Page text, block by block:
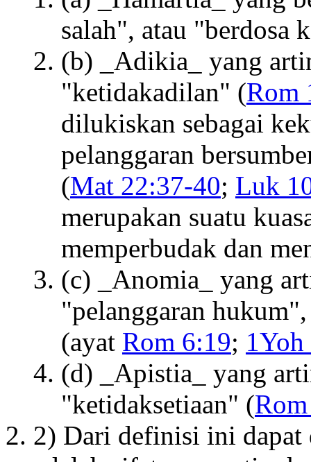
salah", atau "berdosa
(b) _Adikia_ yang
"ketidakadilan" (Rom
dilukiskan sebagai
pelanggaran
(Mat 22:37-40; Luk
merupakan suatu
memperbudak dan
(c) _Anomia_ yang
"pelanggaran
(ayat Rom 6:19;
(d) _Apistia_ yang
"ketidaksetiaan" (
2) Dari definisi ini dapat